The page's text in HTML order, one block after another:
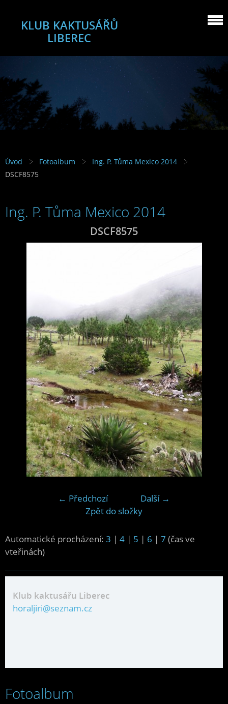
KLUB KAKTUSÁŘŮ
LIBEREC
Úvod Fotoalbum
Ing. P. Tůma Mexico 2014
DSCF8575
Ing. P. Tůma Mexico 2014
DSCF8575
← Předchozí
Další →
Zpět do složky
Automatické procházení: 3 | 4 | 5 | 6 | 7 (čas ve
vteřinách)
Klub kaktusářu Liberec
horaljiri@seznam.cz
Fotoalbum